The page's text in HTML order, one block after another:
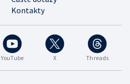
Kontakty
YouTube X Threads